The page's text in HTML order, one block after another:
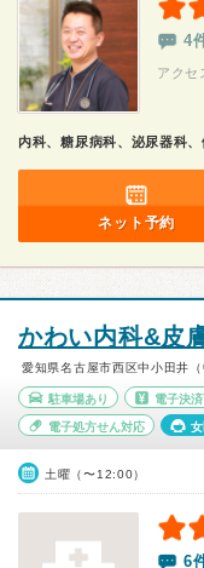
4
アク
内科、糖尿病科、泌尿器科
ネット予約
かわい内科&皮
愛知県名古屋市西区中小田井（
駐車場あり 電子決
電子処方せん対応
土曜（〜12:00）
6